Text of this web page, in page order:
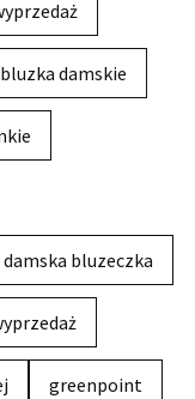
bluzka damskie
damska bluzeczka
greenpoint